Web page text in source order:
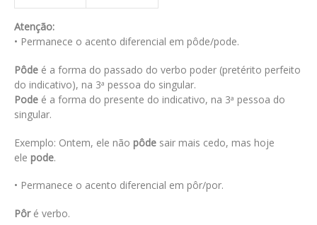
Atenção:
• Permanece o acento diferencial em pôde/pode.
Pôde é a forma do passado do verbo poder (pretérito perfeito
do indicativo), na 3a pessoa do singular.
Pode é a forma do presente do indicativo, na 3a pessoa do
singular.
Exemplo: Ontem, ele não pôde sair mais cedo, mas hoje
ele pode.
• Permanece o acento diferencial em pôr/por.
Pôré verbo.